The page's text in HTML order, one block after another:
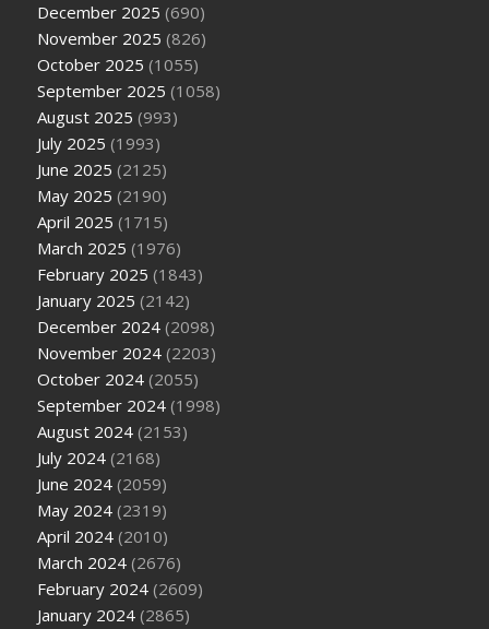
December 2025 (690)
November 2025 (826)
October 2025 (1055)
September 2025 (1058)
August 2025 (993)
July 2025 (1993)
June 2025 (2125)
May 2025 (2190)
April 2025 (1715)
March 2025 (1976)
February 2025 (1843)
January 2025 (2142)
December 2024 (2098)
November 2024 (2203)
October 2024 (2055)
September 2024 (1998)
August 2024 (2153)
July 2024 (2168)
June 2024 (2059)
May 2024 (2319)
April 2024 (2010)
March 2024 (2676)
February 2024 (2609)
January 2024 (2865)